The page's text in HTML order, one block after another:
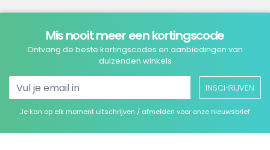
Mis nooit meer een kortingscode
Ontvang de beste kortingscodes en aanbiedingen van
duizenden winkels
INSCHRIJVEN
Je kan op elk moment uitschrijven / afmelden voor onze nieuwsbrief